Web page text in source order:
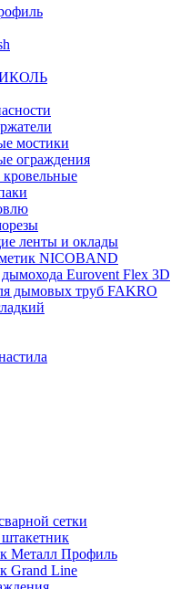
мостики
ограждения
ленты и оклады
NICOBAND
Eurovent Flex 3D
дымовых труб FAKRO
сетки
Металл Профиль
Grand Line